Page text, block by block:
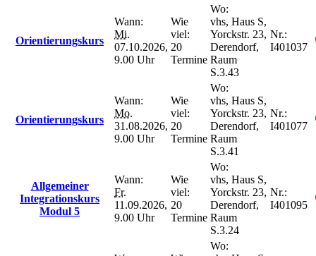
Orientierungskurs
Wann:
Mi.
07.10.2026,
9.00 Uhr
Wie
viel:
20
Termine
Wo:
vhs, Haus S,
Yorckstr. 23,
Derendorf,
Raum
S.3.43
Nr.:
I401037
Orientierungskurs
Wann:
Mo.
31.08.2026,
9.00 Uhr
Wie
viel:
20
Termine
Wo:
vhs, Haus S,
Yorckstr. 23,
Derendorf,
Raum
S.3.41
Nr.:
I401077
Allgemeiner
Integrationskurs
Modul 5
Wann:
Fr.
11.09.2026,
9.00 Uhr
Wie
viel:
20
Termine
Wo:
vhs, Haus S,
Yorckstr. 23,
Derendorf,
Raum
S.3.24
Nr.:
I401095
Wo: